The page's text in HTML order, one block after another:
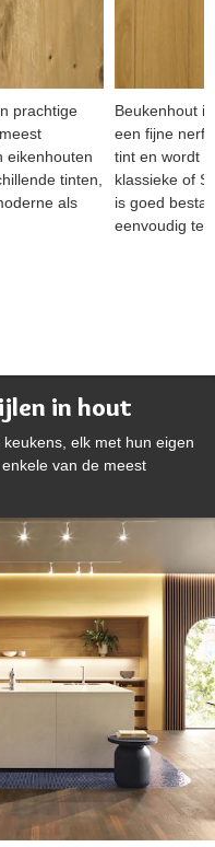
prachtige
eikenhouten
tinten,
als
Beukenhout
een fijne nerf.
tint en wordt
klassieke of
is goed
eenvoudig te
in hout
elk met hun eigen
van de meest